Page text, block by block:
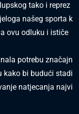
tako i reprez
našeg sporta k
ovu odluku i ističe
potrebu značajn
kako bi budući stadi
natjecanja najvi